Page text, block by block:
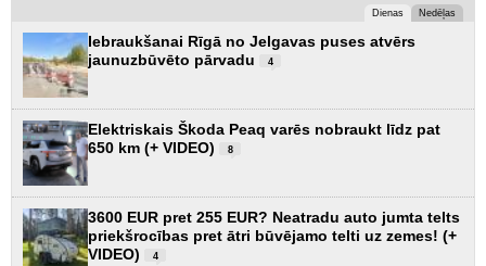
Dienas Nedēļas
Iebraukšanai Rīgā no Jelgavas puses atvērs
jaunuzbūvēto pārvadu
4
Elektriskais Škoda Peaq varēs nobraukt līdz pat
650 km (+ VIDEO)
8
3600 EUR pret 255 EUR? Neatradu auto jumta telts
priekšrocības pret ātri būvējamo telti uz zemes! (+
VIDEO)
4